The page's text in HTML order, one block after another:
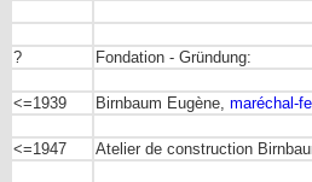
? Fondation - Gründung:
<=1939 Birnbaum Eugène, maréchal-
<=1947 Atelier de construction